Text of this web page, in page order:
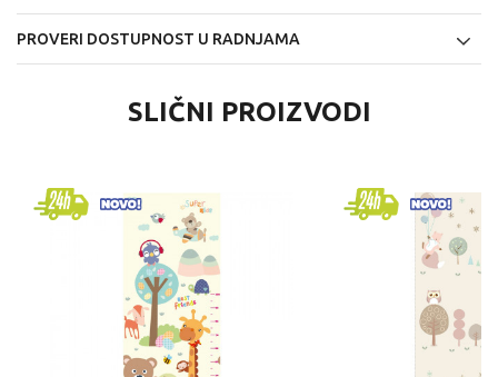
PROVERI DOSTUPNOST U RADNJAMA
SLIČNI PROIZVODI